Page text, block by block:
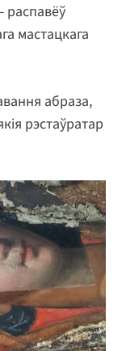
распавёў
мастацкага
абраза,
рэстаўратар